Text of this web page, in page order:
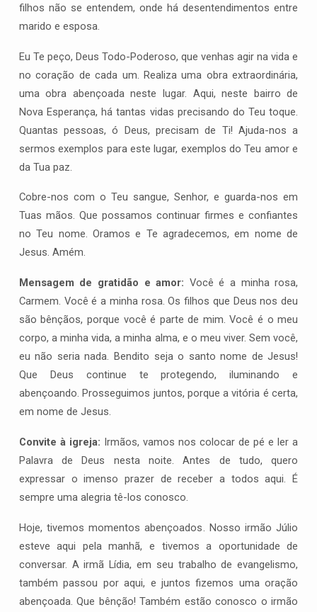
filhos não se entendem, onde há desentendimentos entre
marido e esposa.
Eu Te peço, Deus Todo-Poderoso, que venhas agir na vida e
no coração de cada um. Realiza uma obra extraordinária,
uma obra abençoada neste lugar. Aqui, neste bairro de
Nova Esperança, há tantas vidas precisando do Teu toque.
Quantas pessoas, ó Deus, precisam de Ti! Ajuda-nos a
sermos exemplos para este lugar, exemplos do Teu amor e
da Tua paz.
Cobre-nos com o Teu sangue, Senhor, e guarda-nos em
Tuas mãos. Que possamos continuar firmes e confiantes
no Teu nome. Oramos e Te agradecemos, em nome de
Jesus. Amém.
Mensagem de gratidão e amor: Você é a minha rosa,
Carmem. Você é a minha rosa. Os filhos que Deus nos deu
são bênçãos, porque você é parte de mim. Você é o meu
corpo, a minha vida, a minha alma, e o meu viver. Sem você,
eu não seria nada. Bendito seja o santo nome de Jesus!
Que Deus continue te protegendo, iluminando e
abençoando. Prosseguimos juntos, porque a vitória é certa,
em nome de Jesus.
Convite à igreja: Irmãos, vamos nos colocar de pé e ler a
Palavra de Deus nesta noite. Antes de tudo, quero
expressar o imenso prazer de receber a todos aqui. É
sempre uma alegria tê-los conosco.
Hoje, tivemos momentos abençoados. Nosso irmão Júlio
esteve aqui pela manhã, e tivemos a oportunidade de
conversar. A irmã Lídia, em seu trabalho de evangelismo,
também passou por aqui, e juntos fizemos uma oração
abençoada. Que bênção! Também estão conosco o irmão